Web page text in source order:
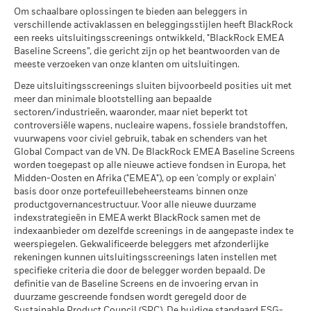
belegging kan stijgen of dalen als gevolg van
valutaschommelingen als uw belegging wordt gedaan in een
andere valuta dan die gebruikt in de berekening van de
prestaties in het verleden. Bron: Blackrock
Ontvangen dividenden van distributieaandelen zijn
onderworpen aan de Belgische roerende voorheffing van
30%. De Belgische roerende voorheffing die toegepast wordt
op de rente-inkomsten die inbegrepen zijn in de
wederinkoopprijs van kapitalisatie- en distributieaandelen
die meer dan 10% van hun activa beleggen in om het even
welk type van schuldvorderingen, bedraagt 30%.
Publicatie van de netto-inventariswaarde:
www.blackrock.com/be, De Tijd,www.fundinfo.com. Gelieve
voor klachten over dit fonds contact op te nemen met
BlackRock op het nummer 02 402 49 00, of een e-mail te
sturen naar belux@blackrock.com.Voor uw veiligheid worden
telefoongesprekken doorgaans opgenomen.U kunt ook
contact opnemen met de Consumer Mediation Service. Meer
informatie vindt u ophttp://www.ombudsfin.be
Gematigd
Wat u kunt terugkrijgen na aftrek van
Gemiddeld rendement per jaar
Gunstig
Wat u kunt terugkrijgen na aftrek van
Het stressscenario laat zien wat u zou kunnen terugkrijgen in
extreme marktomstandigheden.
MSCI ESG-Fondsrating (AAA-
CCC)
per 17/jul/2026
MSCI ESG-kwaliteitsscore (0-
per 17/jul/2026
Wereldwijde classificatie van
fondsen door Lipper
Mixed Asset USD Flexible -
Global
MSCI Gewogen Gemiddelde
Koolstofintensiteit (ton CO2-
eq/$ miljoen OMZET)
per 17/jul/2026
74,26
MSCI ESG % Dekking
per 17/jul/2026
MSCI ESG-kwaliteitsscore –
Percentiel peer
per 17/jul/2026
94,93
Fondsen in peergroup
per 17/jul/2026
per 30/jun/2026
MSCI – Overtreders van
Global Compact van de VN
per 30/jun/2026
0,00%
MSCI – Ketelkool
per 30/jun/2026
0,00%
MSCI – Oliezand
per 30/jun/2026
Betrokkenheid van
bedrijfsleven Dekking
per 30/jun/2026
Percentage niet-gedekt
Fonds
per 30/jun/2026
33,51%
De blootstellingen van BlackRock inzake betrokkenheid van
het bedrijfsleven, zoals hierboven weergegeven voor
Alle documenten
Om schaalbare oplossingen te bieden aan beleggers in
verschillende activaklassen en beleggingsstijlen heeft BlackRock
een reeks uitsluitingsscreenings ontwikkeld, "BlackRock EMEA
Baseline Screens”, die gericht zijn op het beantwoorden van de
meeste verzoeken van onze klanten om uitsluitingen.
Deze uitsluitingsscreenings sluiten bijvoorbeeld posities uit met
meer dan minimale blootstelling aan bepaalde
sectoren/industrieën, waaronder, maar niet beperkt tot
controversiële wapens, nucleaire wapens, fossiele brandstoffen,
vuurwapens voor civiel gebruik, tabak en schenders van het
Global Compact van de VN. De BlackRock EMEA Baseline Screens
worden toegepast op alle nieuwe actieve fondsen in Europa, het
Midden-Oosten en Afrika ("EMEA"), op een 'comply or explain'
basis door onze portefeuillebeheersteams binnen onze
productgovernancestructuur. Voor alle nieuwe duurzame
indexstrategieën in EMEA werkt BlackRock samen met de
indexaanbieder om dezelfde screenings in de aangepaste index te
weerspiegelen. Gekwalificeerde beleggers met afzonderlijke
rekeningen kunnen uitsluitingsscreenings laten instellen met
specifieke criteria die door de belegger worden bepaald. De
definitie van de Baseline Screens en de invoering ervan in
duurzame gescreende fondsen wordt geregeld door de